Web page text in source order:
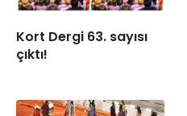
Kort Dergi 63. sayısı
çıktı!